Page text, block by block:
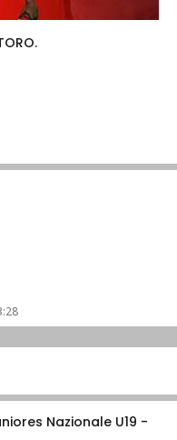
Nazionale U19 -